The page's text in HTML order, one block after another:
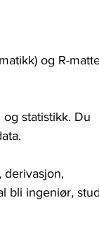
og R-
statistikk. Du
derivasjon,
bli ingeniør,